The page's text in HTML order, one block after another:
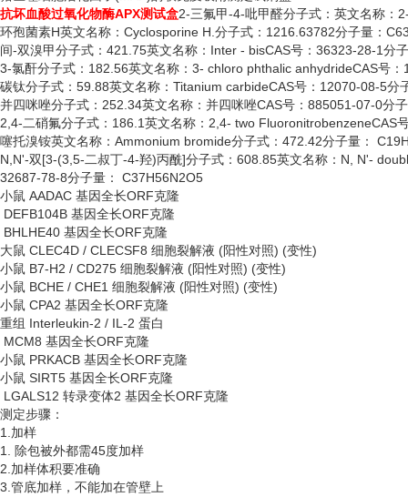
抗坏血酸过氧化物酶APX测试盒2-三氟甲-4-吡甲醛分子式：英文名称：
环孢菌素H英文名称：Cyclosporine H.分子式：1216.63782分子量：
间-双溴甲分子式：421.75英文名称：Inter - bisCAS号：36323-28-1分
3-氯酐分子式：182.56英文名称：3- chloro phthalic anhydrideCAS号
碳钛分子式： 59.88英文名称：Titanium carbideCAS号：12070-08-5分
并四咪唑分子式： 252.34英文名称：并四咪唑CAS号：885051-07-0分
2,4-二硝氟分子式：186.1英文名称：2,4- two FluoronitrobenzeneCAS
噻托溴铵英文名称： Ammonium bromide分子式：472.42分子量：
N,N'-双[3-(3,5-二叔丁-4-羟)丙酰]分子式：608.85英文名称：N, N'-
32687-78-8分子量： C37H56N2O5
小鼠 AADAC 基因全长ORF克隆
DEFB104B 基因全长ORF克隆
BHLHE40 基因全长ORF克隆
大鼠 CLEC4D / CLECSF8 细胞裂解液 (阳性对照) (变性)
小鼠 B7-H2 / CD275 细胞裂解液 (阳性对照) (变性)
小鼠 BCHE / CHE1 细胞裂解液 (阳性对照) (变性)
小鼠 CPA2 基因全长ORF克隆
重组 Interleukin-2 / IL-2 蛋白
MCM8 基因全长ORF克隆
小鼠 PRKACB 基因全长ORF克隆
小鼠 SIRT5 基因全长ORF克隆
LGALS12 转录变体2 基因全长ORF克隆
测定步骤：
1.加样
1. 除包被外都需45度加样
2.加样体积要准确
3.管底加样，不能加在管壁上